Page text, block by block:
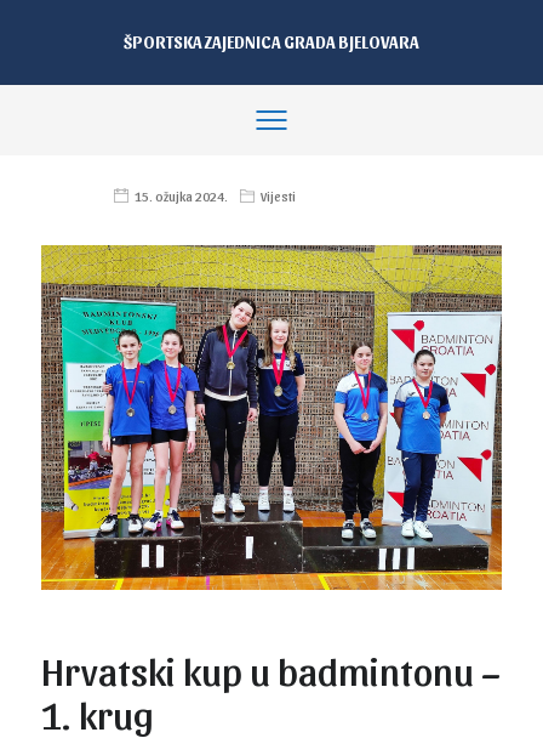
ŠPORTSKA ZAJEDNICA GRADA BJELOVARA
15. ožujka 2024. Vijesti
Hrvatski kup u badmintonu –
1. krug